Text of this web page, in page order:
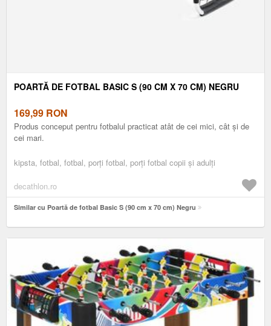
​POARTĂ DE FOTBAL BASIC S (90 CM X 70 CM) NEGRU
169,99 RON
Produs conceput pentru fotbalul practicat atât de cei mici, cât și de
cei mari.
kipsta, fotbal, fotbal, porți fotbal, porți fotbal copii și adulți
decathlon.ro
Similar cu ​Poartă de fotbal Basic S (90 cm x 70 cm) Negru